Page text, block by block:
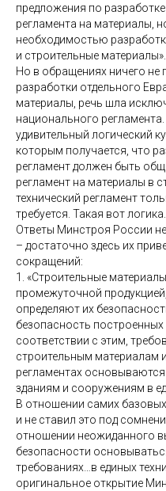
предложения по
регламента на материалы,
необходимостью
и строительные материалы».
Но в обращениях ничего не
разработки отдельного
материалы, речь шла
национального
удивительный логический
которым получается, что
регламент должен быть
регламент на материалы в
технический регламент
требуется. Такая вот логика.
Ответы Минстроя России
– достаточно здесь их
сокращений:
1. «Строительные
промежуточной
определяют их
безопасность
соответствии с этим,
строительным материалам
регламентах
зданиям и сооружениям в
В отношении самих
и не ставил это под
отношении неожиданного
безопасности
требованиях…в единых
оригинальное открытие